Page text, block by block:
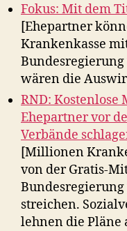
Fokus: Mit dem
[Ehepartner
Krankenkasse
wären die
RND:
Ehepartner vor
Verbände
[Millionen
von der Gratis-
streichen.
lehnen die Pläne